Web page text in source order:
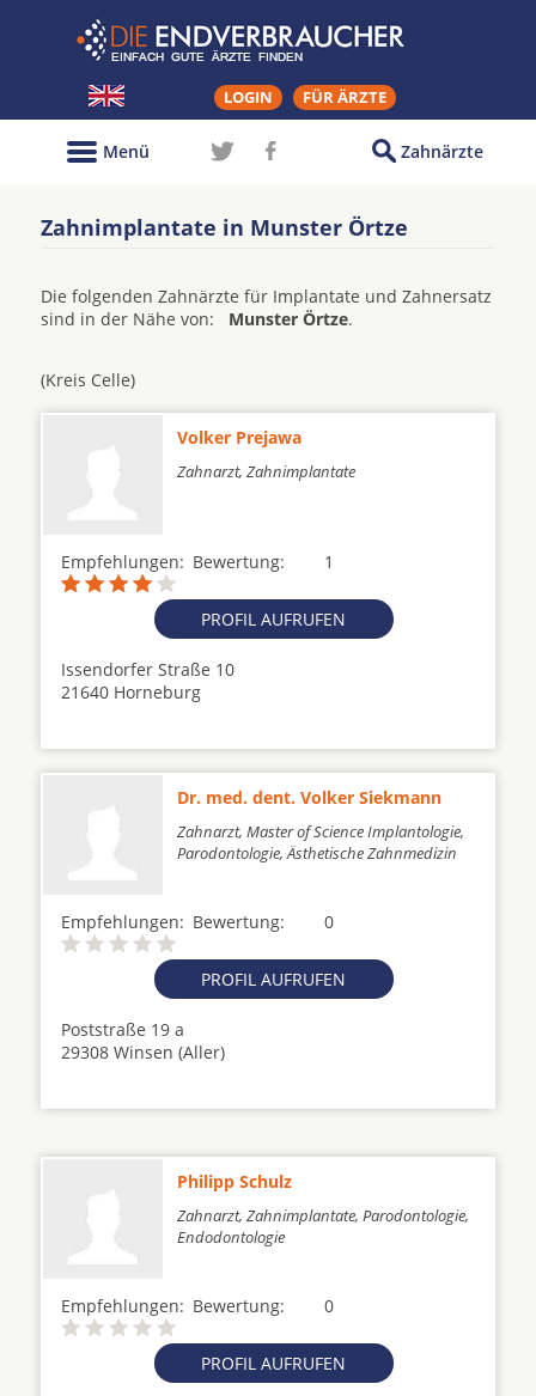
LOGIN FÜR ÄRZTE
Zahnärzte
Menü
Zahnimplantate in Munster Örtze
Die folgenden Zahnärzte für Implantate und Zahnersatz
sind in der Nähe von: Munster Örtze.
(Kreis Celle)
Volker Prejawa
Zahnarzt, Zahnimplantate
Empfehlungen: 1
Bewertung:
PROFIL AUFRUFEN
Issendorfer Straße 10
21640 Horneburg
Dr. med. dent. Volker Siekmann
Zahnarzt, Master of Science Implantologie,
Parodontologie, Ästhetische Zahnmedizin
Empfehlungen: 0
Bewertung:
PROFIL AUFRUFEN
Poststraße 19 a
29308 Winsen (Aller)
Philipp Schulz
Zahnarzt, Zahnimplantate, Parodontologie,
Endodontologie
Empfehlungen: 0
Bewertung:
PROFIL AUFRUFEN